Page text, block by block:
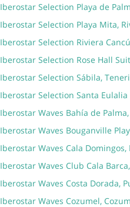
Iberostar Selection Playa de
Iberostar Selection Playa Mita,
Iberostar Selection Riviera
Iberostar Selection Rose Hall
Iberostar Selection Sábila,
Iberostar Selection Santa Eulalia
Iberostar Waves Bahía de
Iberostar Waves Bouganville
Iberostar Waves Cala Domingos,
Iberostar Waves Club Cala
Iberostar Waves Costa Dorada,
Iberostar Waves Cozumel,